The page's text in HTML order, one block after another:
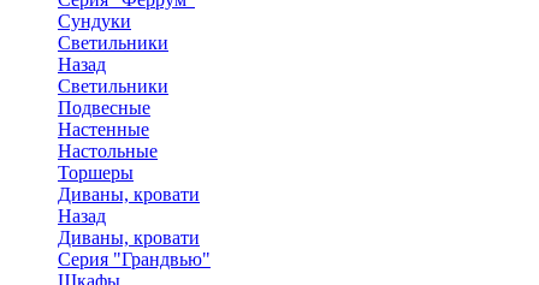
Сундуки
Светильники
Назад
Светильники
Подвесные
Настенные
Настольные
Торшеры
Диваны, кровати
Назад
Диваны, кровати
Серия "Грандвью"
Шкафы